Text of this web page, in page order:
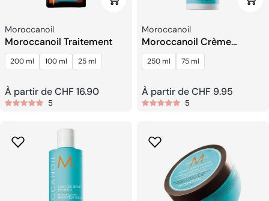
Fournisseur:
Moroccanoil
Moroccanoil Traitement
200 ml 100 ml 25 ml
Prix
À partir de CHF 16.90
5
Fournisseur:
Moroccanoil
Moroccanoil Crème
Définissant Les Boucles
250 ml 75 ml
Prix
À partir de CHF 9.95
5